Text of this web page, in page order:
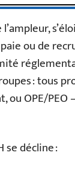
ou de
: tous
ou OPE/
se décline :